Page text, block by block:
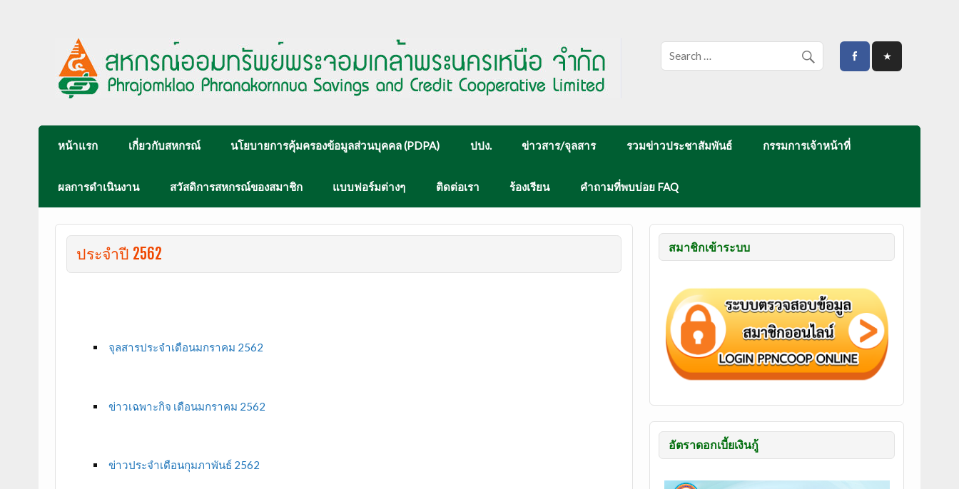
หน้าแรก เกี่ยวกับสหกรณ์ นโยบายการคุ้มครองข้อมูลส่วนบุคคล (PDPA) ปปง. ข่าวสาร/จุลสาร รวมข่าวประชาสัมพันธ์ กรรมการเจ้าหน้าที่
ผลการดำเนินงาน สวัสดิการสหกรณ์ของสมาชิก แบบฟอร์มต่างๆ ติดต่อเรา ร้องเรียน คำถามที่พบบ่อย FAQ
ประจำปี 2562
จุลสารประจำเดือนมกราคม 2562
ข่าวเฉพาะกิจ เดือนมกราคม 2562
ข่าวประจำเดือนกุมภาพันธ์ 2562
สมาชิกเข้าระบบ
อัตราดอกเบี้ยเงินกู้